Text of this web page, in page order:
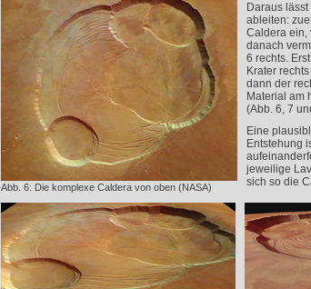
Abb. 6: Die komplexe Caldera von oben (NASA)
Daraus
ableiten:
Caldera ein,
danach
6 rechts.
Krater
dann der
Material am
(Abb. 6, 7
Eine
Entstehung
jeweilige
sich so die